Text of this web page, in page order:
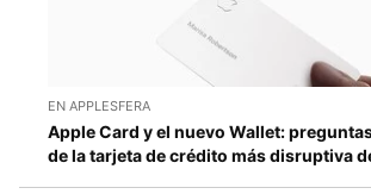
EN APPLESFERA
Apple Card y el nuevo Wallet:
de la tarjeta de crédito más disruptiva